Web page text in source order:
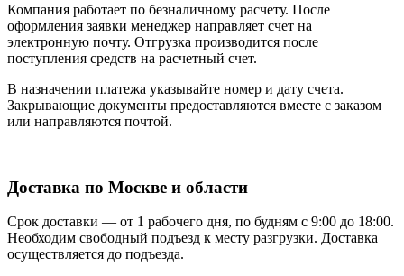
Компания работает по безналичному расчету. После
оформления заявки менеджер направляет счет на
электронную почту. Отгрузка производится после
поступления средств на расчетный счет.
В назначении платежа указывайте номер и дату счета.
Закрывающие документы предоставляются вместе с заказом
или направляются почтой.
Доставка по Москве и области
Срок доставки — от 1 рабочего дня, по будням с 9:00 до 18:00.
Необходим свободный подъезд к месту разгрузки. Доставка
осуществляется до подъезда.